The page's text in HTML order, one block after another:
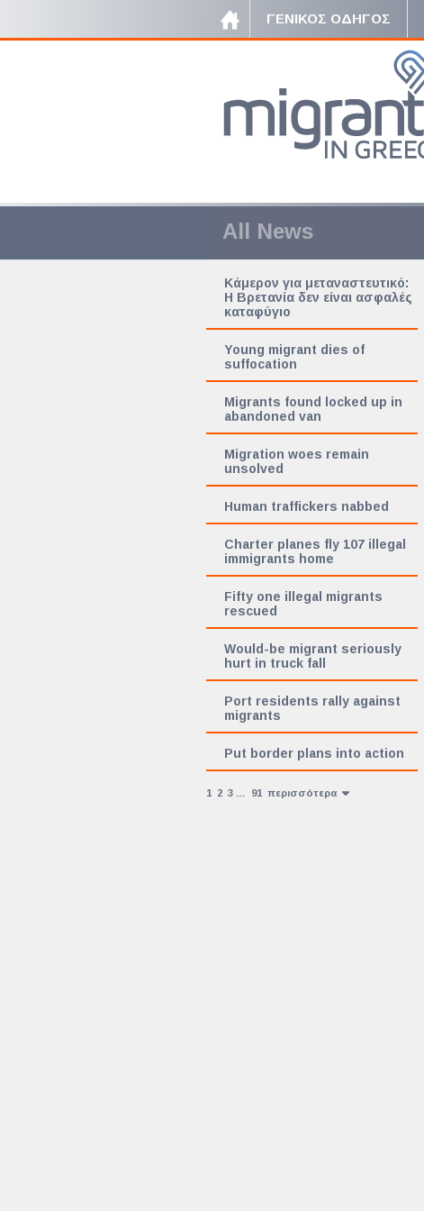
ΓΕΝΙΚΟΣ ΟΔΗΓΟΣ
All News
Κάμερον για μεταναστευτικό:
Η Βρετανία δεν είναι ασφαλές
καταφύγιο
Young migrant dies of
suffocation
Migrants found locked up in
abandoned van
Migration woes remain
unsolved
Human traffickers nabbed
Charter planes fly 107 illegal
immigrants home
Fifty one illegal migrants
rescued
Would-be migrant seriously
hurt in truck fall
Port residents rally against
migrants
Put border plans into action
1 2 3 91 περισσότερα